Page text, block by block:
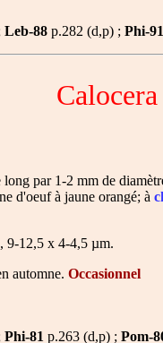
Leb-88 p.282 (d,p) ; Phi-91
par 1-2 mm de
d'oeuf à jaune orangé; à
9-12,5 x 4-4,5 µm.
automne. Occasionnel
Phi-81 p.263 (d,p) ; Pom-